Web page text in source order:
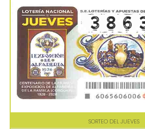
SORTEO DEL JUEVES